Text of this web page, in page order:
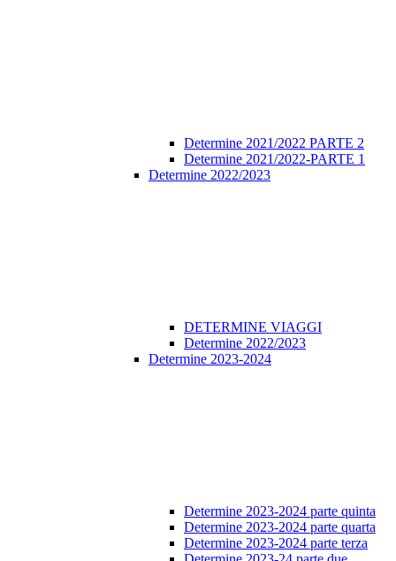
Determine 2021/2022 PARTE 2
Determine 2021/2022-PARTE 1
Determine 2022/2023
DETERMINE VIAGGI
Determine 2022/2023
Determine 2023-2024
Determine 2023-2024 parte quinta
Determine 2023-2024 parte quarta
Determine 2023-2024 parte terza